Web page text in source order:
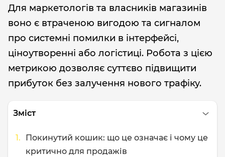
Для маркетологів та власників магазинів
воно є втраченою вигодою та сигналом
про системні помилки в інтерфейсі,
ціноутворенні або логістиці. Робота з цією
метрикою дозволяє суттєво підвищити
прибуток без залучення нового трафіку.
Зміст
Покинутий кошик: що це означає і чому це
критично для продажів